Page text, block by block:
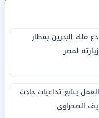
ملك البحرين بمطار
لمصر
يتابع تداعيات حادث
الصحراوي